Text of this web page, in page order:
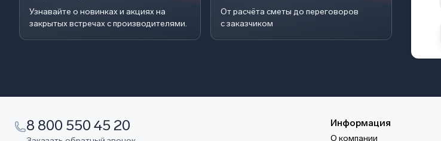
Узнавайте о новинках и акциях на
закрытых встречах с производителями.
От расчёта сметы до переговоров
с заказчиком
8 800 550 45 20 Информация
О компании